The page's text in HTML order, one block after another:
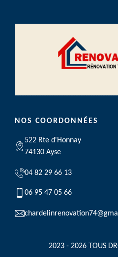
NOS COORDONNÉES
522 Rte d'Honnay
74130 Ayse
04 82 29 66 13
06 95 47 05 66
2023 - 2026 TOUS